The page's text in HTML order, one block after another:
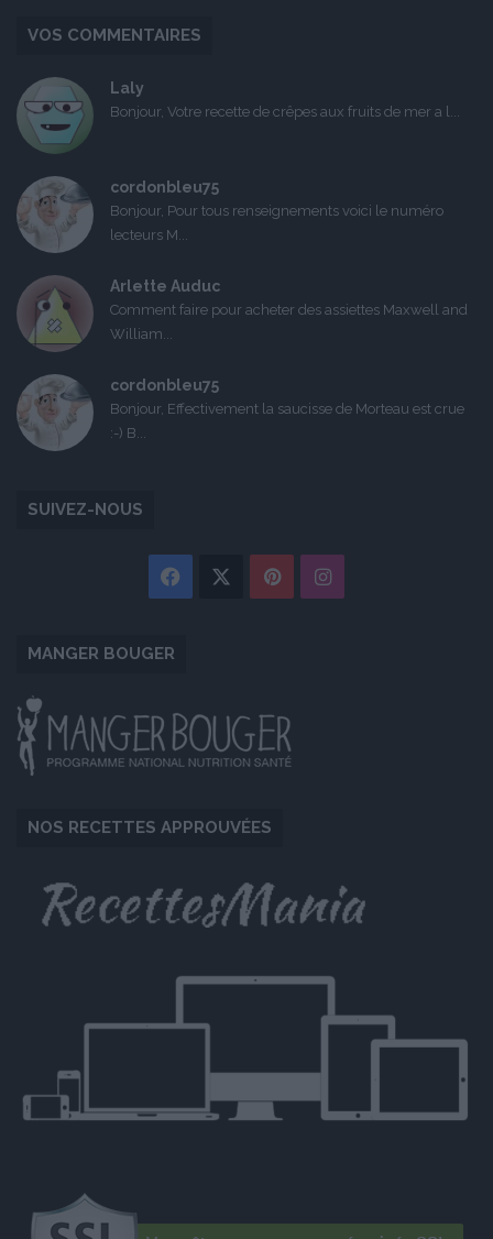
VOS COMMENTAIRES
Laly
Bonjour, Votre recette de crêpes aux fruits de mer a l...
cordonbleu75
Bonjour, Pour tous renseignements voici le numéro
lecteurs M...
Arlette Auduc
Comment faire pour acheter des assiettes Maxwell and
William...
cordonbleu75
Bonjour, Effectivement la saucisse de Morteau est crue
:-) B...
SUIVEZ-NOUS
Facebook PinterestInstagram
MANGER BOUGER
NOS RECETTES APPROUVÉES